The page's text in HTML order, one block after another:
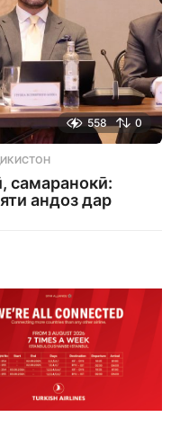
558 0
самаранокӣ:
андоз дар